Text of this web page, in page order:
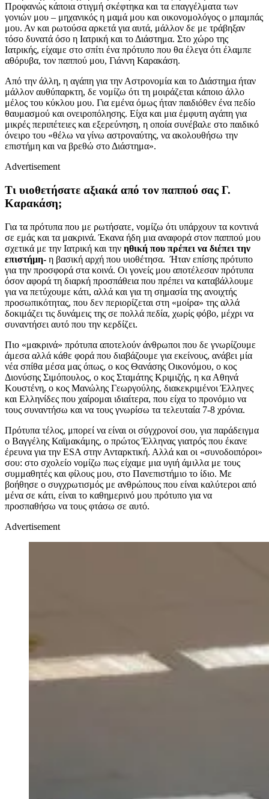
Προφανώς κάποια στιγμή σκέφτηκα και τα επαγγέλματα των
γονιών μου – μηχανικός η μαμά μου και οικονομολόγος ο μπαμπάς
μου. Αν και ρωτούσα αρκετά για αυτά, μάλλον δε με τράβηξαν
τόσο δυνατά όσο η Ιατρική και το Διάστημα. Στο χώρο της
Ιατρικής, είχαμε στο σπίτι ένα πρότυπο που θα έλεγα ότι έλαμπε
αθόρυβα, τον παππού μου, Γιάννη Καρακάση.
Από την άλλη, η αγάπη για την Αστρονομία και το Διάστημα ήταν
μάλλον αυθύπαρκτη, δε νομίζω ότι τη μοιράζεται κάποιο άλλο
μέλος του κύκλου μου. Για εμένα όμως ήταν παιδιόθεν ένα πεδίο
θαυμασμού και ονειροπόλησης. Είχα και μια έμφυτη αγάπη για
μικρές περιπέτειες και εξερεύνηση, η οποία συνέβαλε στο παιδικό
όνειρο του «θέλω να γίνω αστροναύτης, να ακολουθήσω την
επιστήμη και να βρεθώ στο Διάστημα».
Advertisement
Τι υιοθετήσατε αξιακά από τον παππού σας Γ.
Καρακάση;
Για τα πρότυπα που με ρωτήσατε, νομίζω ότι υπάρχουν τα κοντινά
σε εμάς και τα μακρινά. Έκανα ήδη μια αναφορά στον παππού μου
σχετικά με την Ιατρική και την ηθική που πρέπει να διέπει την
επιστήμη- η βασική αρχή που υιοθέτησα. Ήταν επίσης πρότυπο
για την προσφορά στα κοινά. Οι γονείς μου αποτέλεσαν πρότυπα
όσον αφορά τη διαρκή προσπάθεια που πρέπει να καταβάλλουμε
για να πετύχουμε κάτι, αλλά και για τη σημασία της ανοιχτής
προσωπικότητας, που δεν περιορίζεται στη «μοίρα» της αλλά
δοκιμάζει τις δυνάμεις της σε πολλά πεδία, χωρίς φόβο, μέχρι να
συναντήσει αυτό που την κερδίζει.
Πιο «μακρινά» πρότυπα αποτελούν άνθρωποι που δε γνωρίζουμε
άμεσα αλλά κάθε φορά που διαβάζουμε για εκείνους, ανάβει μία
νέα σπίθα μέσα μας όπως, ο κος Θανάσης Οικονόμου, ο κος
Διονύσης Σιμόπουλος, ο κος Σταμάτης Κριμιζής, η κα Αθηνά
Κουστένη, ο κος Μανώλης Γεωργούλης, διακεκριμένοι Έλληνες
και Ελληνίδες που χαίρομαι ιδιαίτερα, που είχα το προνόμιο να
τους συναντήσω και να τους γνωρίσω τα τελευταία 7-8 χρόνια.
Πρότυπα τέλος, μπορεί να είναι οι σύγχρονοί σου, για παράδειγμα
ο Βαγγέλης Καϊμακάμης, ο πρώτος Έλληνας γιατρός που έκανε
έρευνα για την ESA στην Ανταρκτική. Αλλά και οι «συνοδοιπόροι»
σου: στο σχολείο νομίζω πως είχαμε μια υγιή άμιλλα με τους
συμμαθητές και φίλους μου, στο Πανεπιστήμιο το ίδιο. Με
βοήθησε ο συγχρωτισμός με ανθρώπους που είναι καλύτεροι από
μένα σε κάτι, είναι το καθημερινό μου πρότυπο για να
προσπαθήσω να τους φτάσω σε αυτό.
Advertisement